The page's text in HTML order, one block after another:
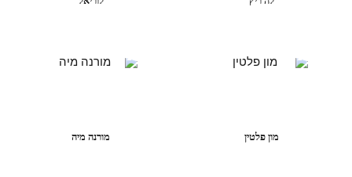
מון פלטין מורנה מיה